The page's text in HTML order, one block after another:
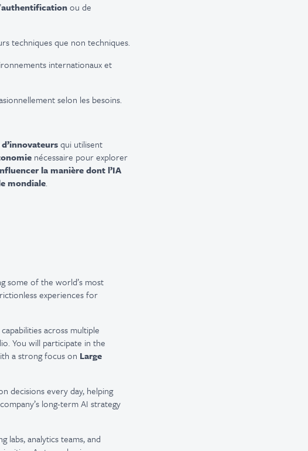
authentificationou de
techniques que non techniques.
internationaux et
selon les besoins.
qui utilisent
nécessaire pour explorer
la manière dont l’IA
mondiale.
some of the world’s most
experiences for
across multiple
You will participate in the
a strong focus on Large
decisions every day, helping
long-term AI strategy
labs, analytics teams, and